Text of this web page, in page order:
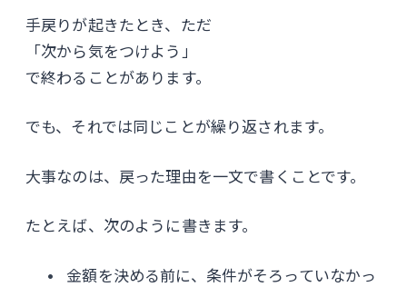
手戻りが起きたとき、ただ
「次から気をつけよう」
で終わることがあります。
でも、それでは同じことが繰り返されます。
大事なのは、戻った理由を一文で書くことです。
たとえば、次のように書きます。
金額を決める前に、条件がそろっていなかっ